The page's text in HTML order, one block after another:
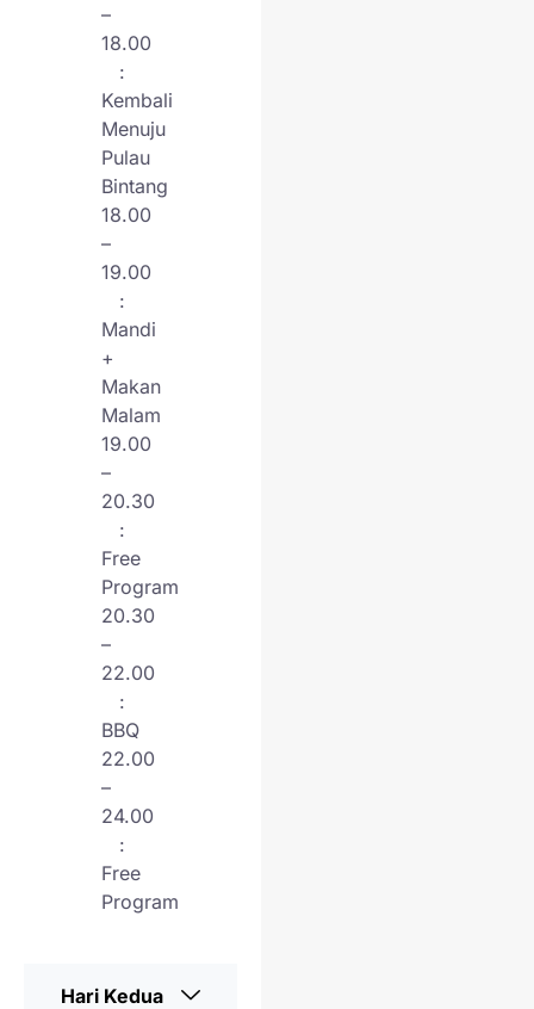
–
18.00
:
Kembali
Menuju
Pulau
Bintang
18.00
–
19.00
:
Mandi
+
Makan
Malam
19.00
–
20.30
:
Free
Program
20.30
–
22.00
:
BBQ
22.00
–
24.00
:
Free
Program
Hari Kedua